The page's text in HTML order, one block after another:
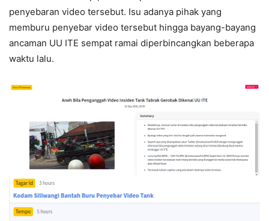
penyebaran video tersebut. Isu adanya pihak yang
memburu penyebar video tersebut hingga bayang-bayang
ancaman UU ITE sempat ramai diperbincangkan beberapa
waktu lalu.